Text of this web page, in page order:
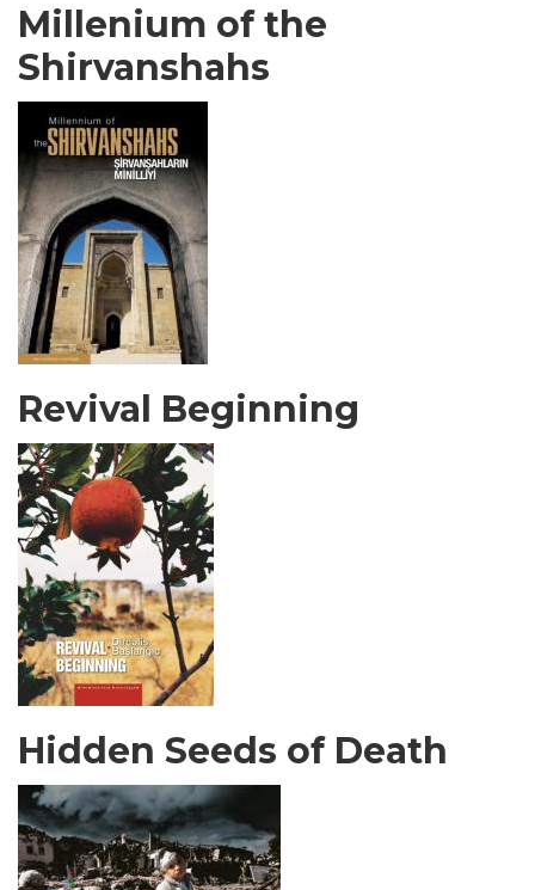
Millenium of the
Shirvanshahs
Revival Beginning
Hidden Seeds of Death